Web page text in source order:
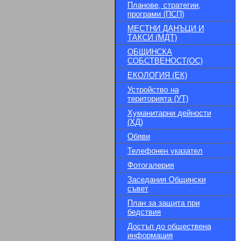
Планове, стратегии,
програми (ПСП)
МЕСТНИ ДАНЪЦИ И
ТАКСИ (МДТ)
ОБЩИНСКА
СОБСТВЕНОСТ(ОС)
ЕКОЛОГИЯ (ЕК)
Устройство на
територията (УТ)
Хуманитарни дейности
(ХД)
Обяви
Телефонен указател
Фотогалерия
Заседания Общински
съвет
План за защита при
бедствия
Достъп до обществена
информация